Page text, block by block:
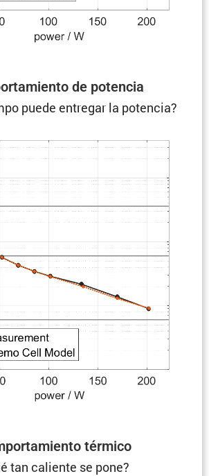
de potencia
puede entregar la potencia?
térmico
tan caliente se pone?